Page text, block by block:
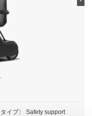
タイプ〉 Safety support